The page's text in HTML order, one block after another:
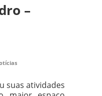
–
suas atividades